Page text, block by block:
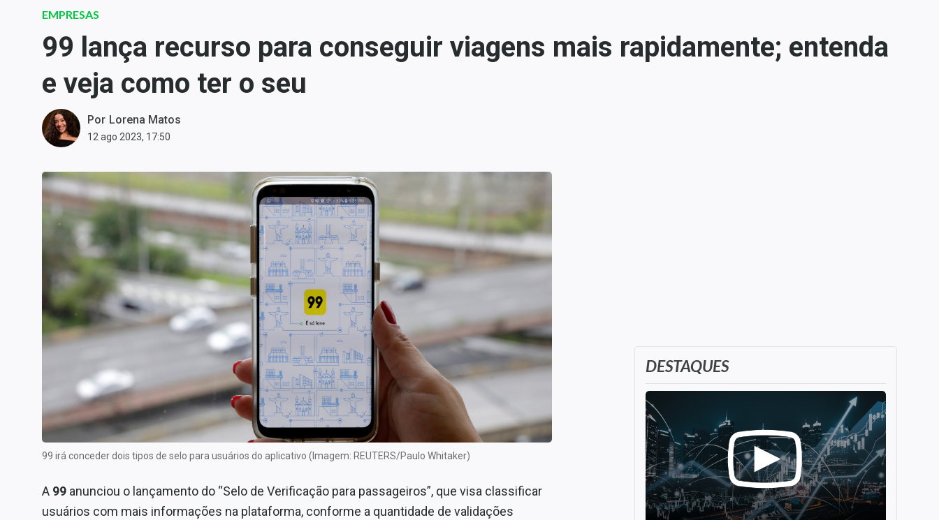
Carteiras Recomendadas
Central de Dividendos
Central de Fundos
Central dos IPOs
Renda Fixa
Finanças Pessoais
Economia
Money Trader
Especiais
Internacional
Conteúdo de Marca
Sobre
Contato
EMPRESAS
99 lança recurso para conseguir viagens mais rapidamente; entenda
e veja como ter o seu
Por Lorena Matos
12 ago 2023, 17:50
99 irá conceder dois tipos de selo para usuários do aplicativo (Imagem: REUTERS/Paulo Whitaker)
A 99 anunciou o lançamento do “Selo de Verificação para passageiros”, que visa classificar
usuários com mais informações na plataforma, conforme a quantidade de validações
DESTAQUES